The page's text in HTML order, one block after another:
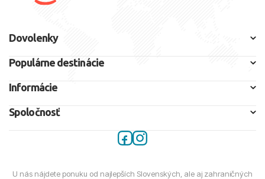
Dovolenky
Populárne destinácie
Informácie
Spoločnosť
U nás nájdete ponuku od najlepších Slovenských, ale aj zahraničných